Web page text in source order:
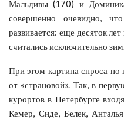
Мальдивы (170) и
совершенно очевидно,
развивается: еще десяток
считались исключительно
При этом картина спроса по
от «страновой». Так, в
курортов в Петербурге
Кемер, Сиде, Белек,